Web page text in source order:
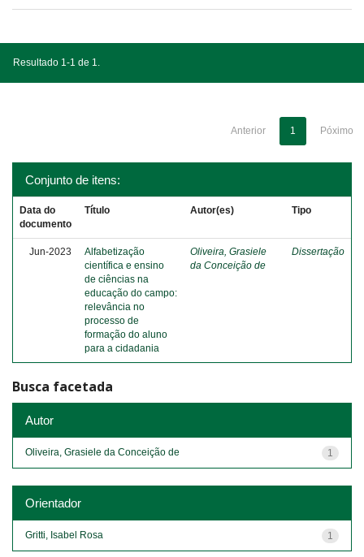
Resultado 1-1 de 1.
Anterior 1 Póximo
Conjunto de itens:
Data do
documento
Título Autor(es) Tipo
Jun-2023
Alfabetização
científica e ensino
de ciências na
educação do campo:
relevância no
processo de
formação do aluno
para a cidadania
Oliveira, Grasiele
da Conceição de
Dissertação
Busca facetada
Autor
1
Oliveira, Grasiele da Conceição de
Orientador
1
Gritti, Isabel Rosa